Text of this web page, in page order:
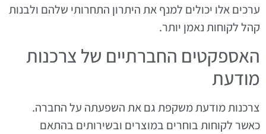
ערכים אלו יכולים למנף את היתרון התחרותי שלהם ולבנות
קהל לקוחות נאמן יותר.
האספקטים החברתיים של צרכנות
מודעת
צרכנות מודעת משקפת גם את השפעתה על החברה.
כאשר לקוחות בוחרים במוצרים ובשירותים בהתאם